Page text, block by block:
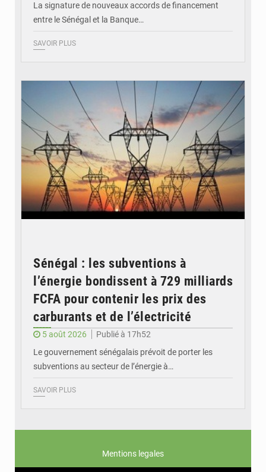
La signature de nouveaux accords de financement
entre le Sénégal et la Banque…
SAVOIR PLUS
Sénégal : les subventions à
l’énergie bondissent à 729 milliards
FCFA pour contenir les prix des
carburants et de l’électricité
5 août 2026
Publié à 17h52
Le gouvernement sénégalais prévoit de porter les
subventions au secteur de l’énergie à…
SAVOIR PLUS
Mentions legales